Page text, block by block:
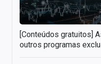
[Conteúdos gratuitos]
outros programas